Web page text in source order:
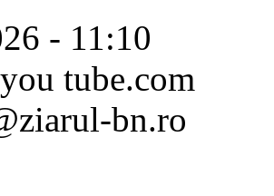
- 11:10
tube.com
bn.ro